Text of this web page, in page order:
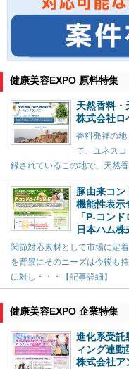
健康美容EXPO 原料特集
天然香料・
株式会社ロ
香料発祥の
て、ユネス
録されているこの地で、天然
豚由来コン
機能性表示
「P-コン
日本ハム株
関節対応素材として市場に定
を背景にそのニーズは今後も
に対し・・・【記事詳細】
健康美容EXPO 企業特集
進化系受託
ィング連動
株式会社ア